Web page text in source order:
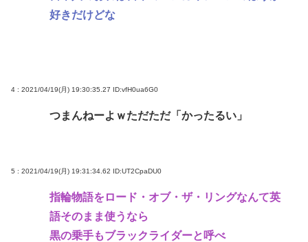
好きだけどな
4 : 2021/04/19(月) 19:30:35.27 ID:vfH0ua6G0
つまんねーよｗただただ「かったるい」
5 : 2021/04/19(月) 19:31:34.62 ID:UT2CpaDU0
指輪物語をロード・オブ・ザ・リングなんて英
語そのまま使うなら
黒の乗手もブラックライダーと呼べ